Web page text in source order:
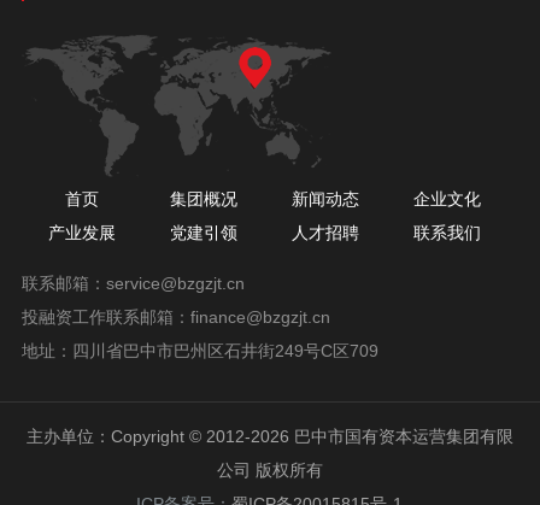
首页 集团概况 新闻动态
企业文化
产业发展
党建引领 人才招聘 联系我们
联系邮箱： service@bzgzjt.cn
投融资工作联系邮箱： finance@bzgzjt.cn
地址：四川省巴中市巴州区石井街249号C区709
主办单位：Copyright © 2012-2026 巴中市国有资本运营集团有限
公司 版权所有